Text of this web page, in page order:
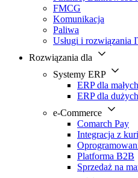
FMCG
Komunikacja
Paliwa
Usługi i rozwiązania
Rozwiązania dla
Systemy ERP
ERP dla
ERP dla
e-Commerce
Comarch Pay
Integracja z
Platforma B2B
Sprzedaż na